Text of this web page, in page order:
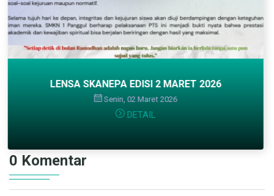
LENSA SKANEPA EDISI 9 APRIL
Kamis, 09 April 2026
0 Komentar